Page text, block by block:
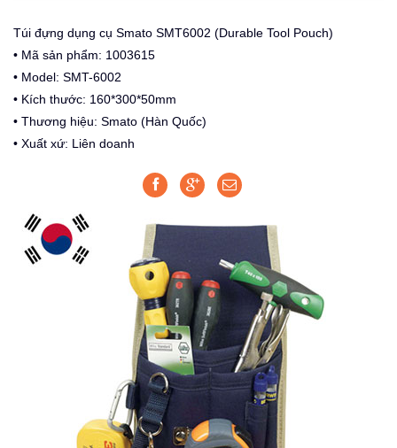
Túi đựng dụng cụ Smato SMT6002 (Durable Tool Pouch)
• Mã sản phẩm: 1003615
• Model: SMT-6002
• Kích thước: 160*300*50mm
• Thương hiệu: Smato (Hàn Quốc)
• Xuất xứ: Liên doanh